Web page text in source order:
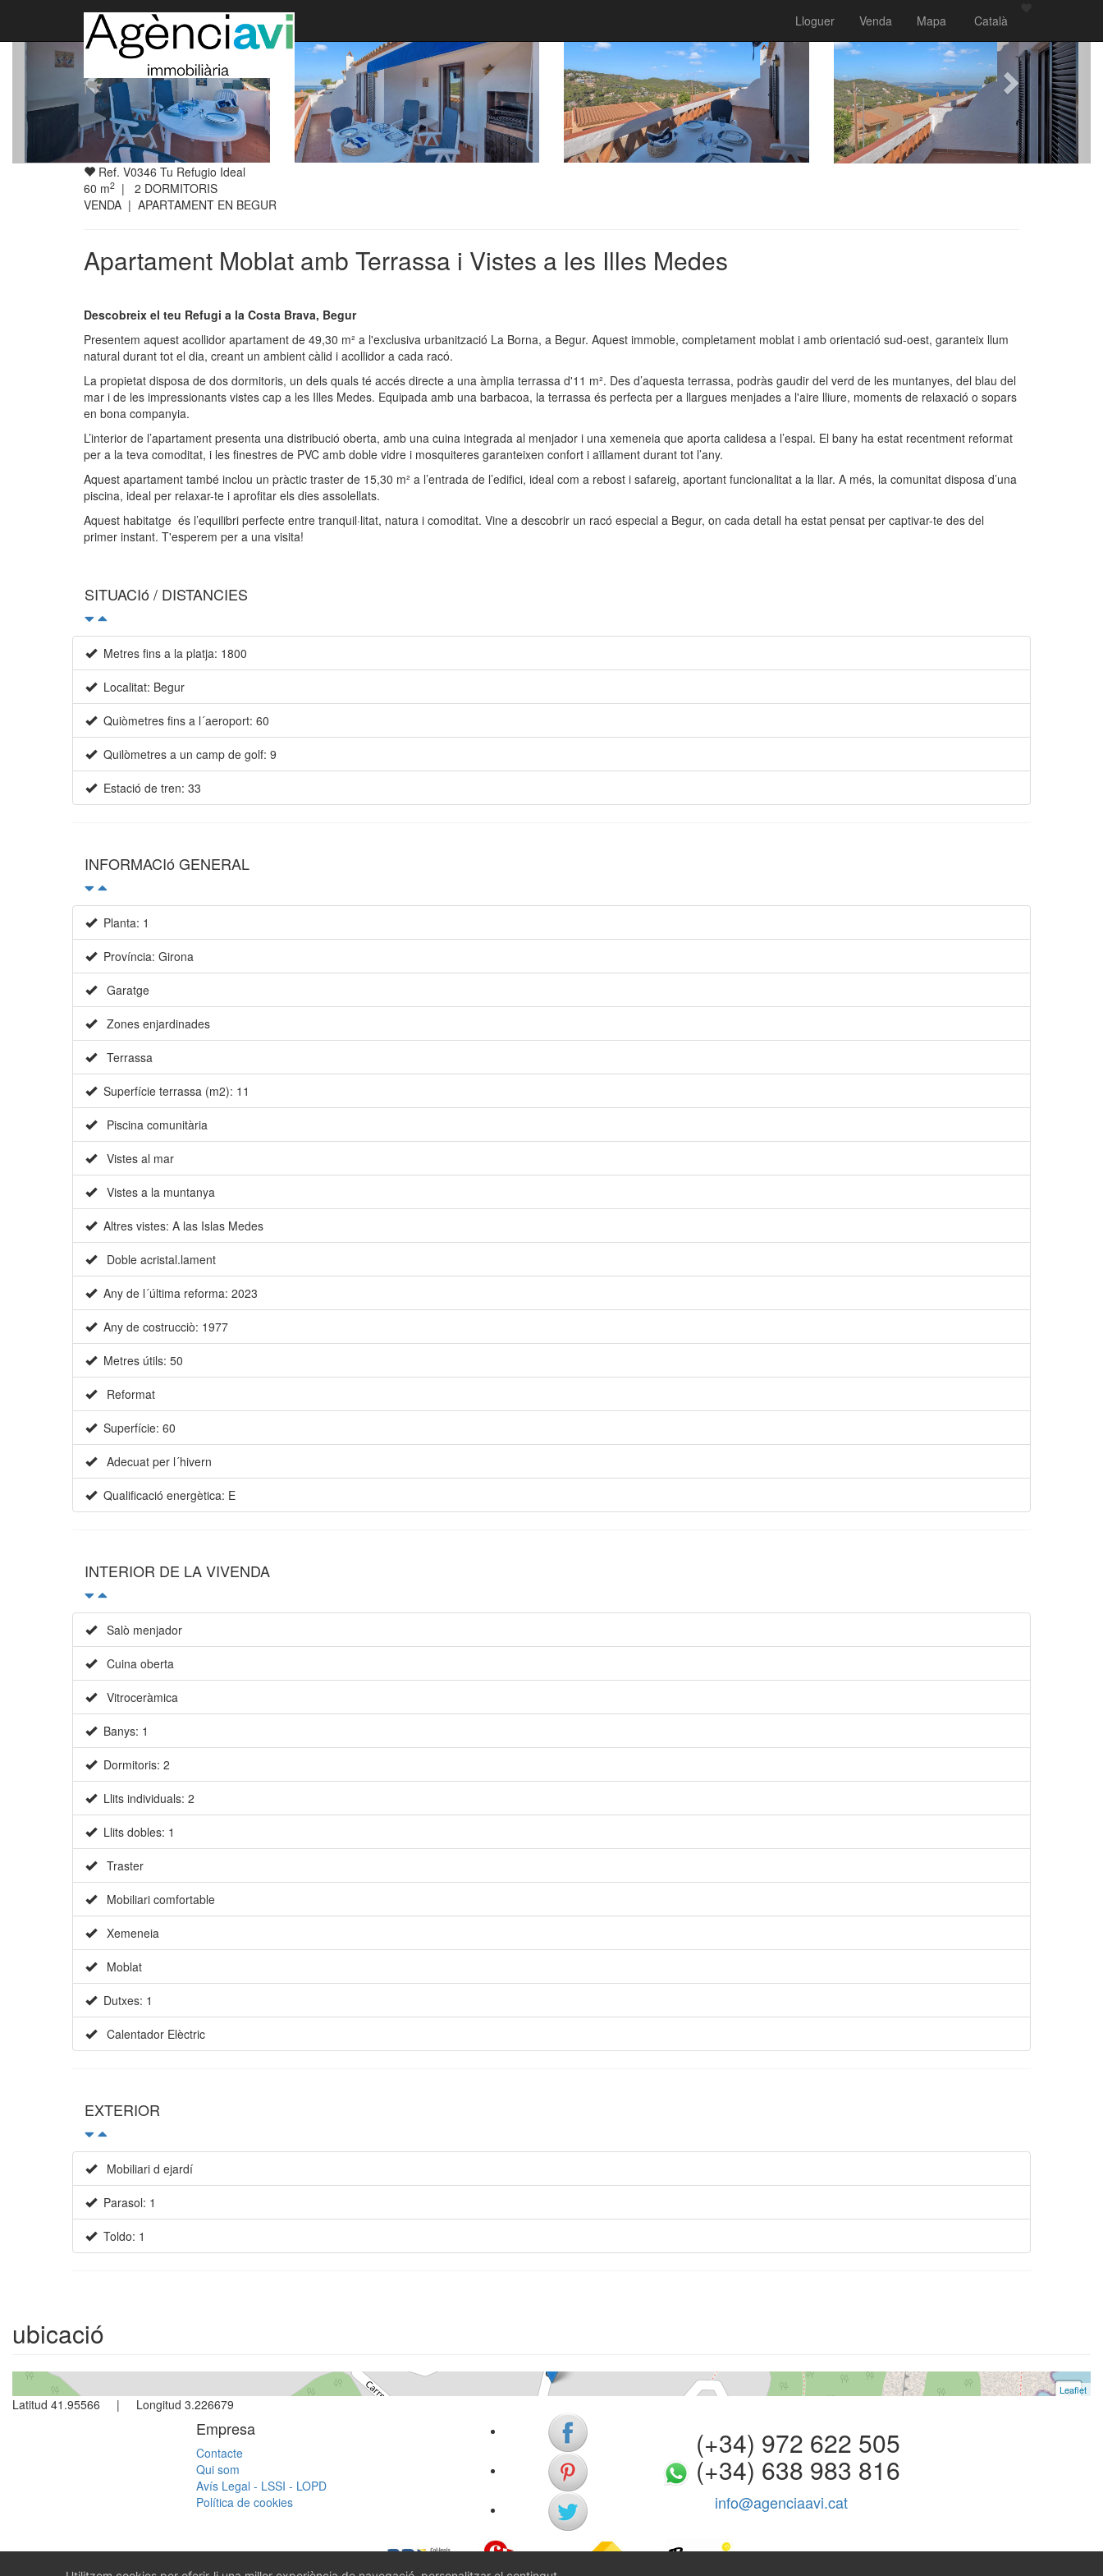
Lloguer Venda Mapa Català
Ref. V0346 Tu Refugio Ideal
60 m2 | 2 DORMITORIS
VENDA | APARTAMENT EN BEGUR
Apartament Moblat amb Terrassa i Vistes a les Illes Medes
Descobreix el teu Refugi a la Costa Brava, Begur
Presentem aquest acollidor apartament de 49,30 m² a l'exclusiva urbanització La Borna, a Begur. Aquest immoble, completament moblat i amb orientació sud-oest, garanteix llum
natural durant tot el dia, creant un ambient càlid i acollidor a cada racó.
La propietat disposa de dos dormitoris, un dels quals té accés directe a una àmplia terrassa d'11 m². Des d’aquesta terrassa, podràs gaudir del verd de les muntanyes, del blau del
mar i de les impressionants vistes cap a les Illes Medes. Equipada amb una barbacoa, la terrassa és perfecta per a llargues menjades a l'aire lliure, moments de relaxació o sopars
en bona companyia.
L’interior de l’apartament presenta una distribució oberta, amb una cuina integrada al menjador i una xemeneia que aporta calidesa a l’espai. El bany ha estat recentment reformat
per a la teva comoditat, i les finestres de PVC amb doble vidre i mosquiteres garanteixen confort i aïllament durant tot l’any.
Aquest apartament també inclou un pràctic traster de 15,30 m² a l’entrada de l’edifici, ideal com a rebost i safareig, aportant funcionalitat a la llar. A més, la comunitat disposa d’una
piscina, ideal per relaxar-te i aprofitar els dies assolellats.
Aquest habitatge és l’equilibri perfecte entre tranquil·litat, natura i comoditat. Vine a descobrir un racó especial a Begur, on cada detall ha estat pensat per captivar-te des del
primer instant. T'esperem per a una visita!
SITUACIó / DISTANCIES
Metres fins a la platja: 1800
Localitat: Begur
Quiòmetres fins a l´aeroport: 60
Quilòmetres a un camp de golf: 9
Estació de tren: 33
INFORMACIó GENERAL
Planta: 1
Província: Girona
Garatge
Zones enjardinades
Terrassa
Superfície terrassa (m2): 11
Piscina comunitària
Vistes al mar
Vistes a la muntanya
Altres vistes: A las Islas Medes
Doble acristal.lament
Any de l´última reforma: 2023
Any de costrucciò: 1977
Metres útils: 50
Reformat
Superfície: 60
Adecuat per l´hivern
Qualificació energètica: E
INTERIOR DE LA VIVENDA
Salò menjador
Cuina oberta
Vitroceràmica
Banys: 1
Dormitoris: 2
Llits individuals: 2
Llits dobles: 1
Traster
Mobiliari comfortable
Xemeneia
Moblat
Dutxes: 1
Calentador Elèctric
EXTERIOR
Mobiliari d ejardí
Parasol: 1
Toldo: 1
ubicació
Apartament
+
Leaflet
Latitud 41.95566 | Longitud 3.226679
Empresa
Contacte
Qui som
Avís Legal - LSSI - LOPD
Política de cookies
(+34) 972 622 505
(+34) 638 983 816
info@agenciaavi.cat